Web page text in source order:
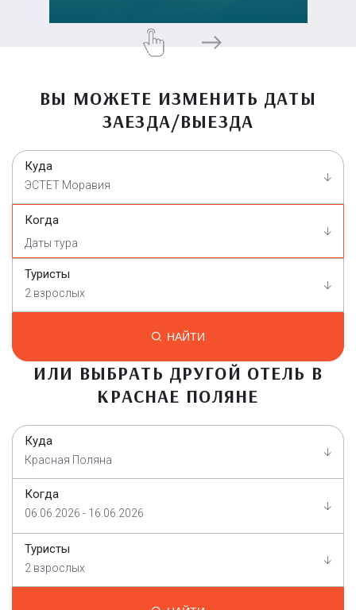
ВЫ МОЖЕТЕ ИЗМЕНИТЬ ДАТЫ
ЗАЕЗДА/ВЫЕЗДА
Куда
ЭСТЕТ Моравия
Когда
Туристы
2 взрослых
НАЙТИ
ИЛИ ВЫБРАТЬ ДРУГОЙ ОТЕЛЬ В
КРАСНАЕ ПОЛЯНЕ
Куда
Красная Поляна
Когда
06.06.2026 - 16.06.2026
Туристы
2 взрослых